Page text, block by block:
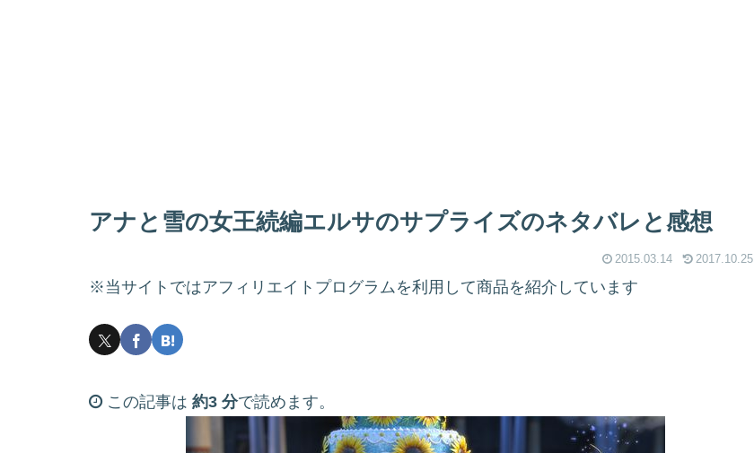
アナと雪の女王続編エルサのサプライズのネタバレと感想
2015.03.14 2017.10.25
※当サイトではアフィリエイトプログラムを利用して商品を紹介しています
この記事は 約3 分で読めます。